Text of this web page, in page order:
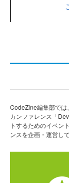
CodeZine編集部では
カンファレンス「
トするためのイベン
ンスを企画・運営して